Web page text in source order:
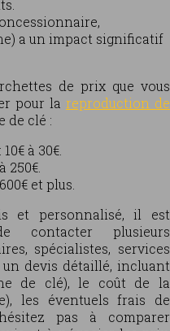
a un impact significatif
de prix que vous
pour la reproduction de
de clé :
à 30€.
250€.
et plus.
et personnalisé, il est
contacter plusieurs
spécialistes, services
devis détaillé, incluant
de clé), le coût de la
les éventuels frais de
pas à comparer